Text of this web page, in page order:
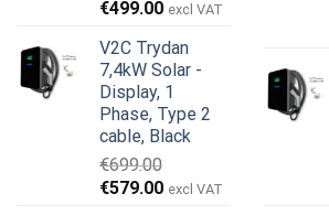
Den
pris
var:
€899.00.
€499.00Den
pris
er:
€499.00.
excl VAT
V2C Trydan
7,4kW Solar -
Display, 1
Phase, Type 2
cable, Black
€699.00
Den
€579.00Den
excl VAT